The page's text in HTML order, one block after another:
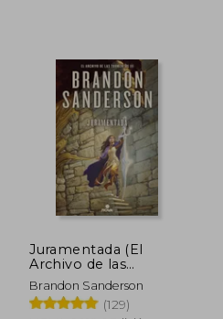
15%
dcto.
Juramentada (El
Archivo de las
Tormentas 3)
Brandon Sanderson
(129)